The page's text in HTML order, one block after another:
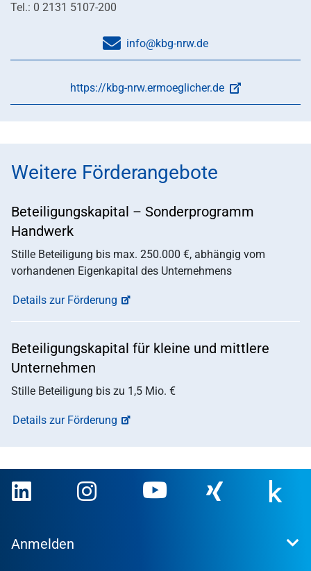
Tel.: 0 2131 5107-200
info@kbg-nrw.de
https://kbg-nrw.ermoeglicher.de
Weitere Förderangebote
Beteiligungskapital – Sonderprogramm
Handwerk
Stille Beteiligung bis max. 250.000 €, abhängig vom
vorhandenen Eigenkapital des Unternehmens
Details zur Förderung
Beteiligungskapital für kleine und mittlere
Unternehmen
Stille Beteiligung bis zu 1,5 Mio. €
Details zur Förderung
Anmelden